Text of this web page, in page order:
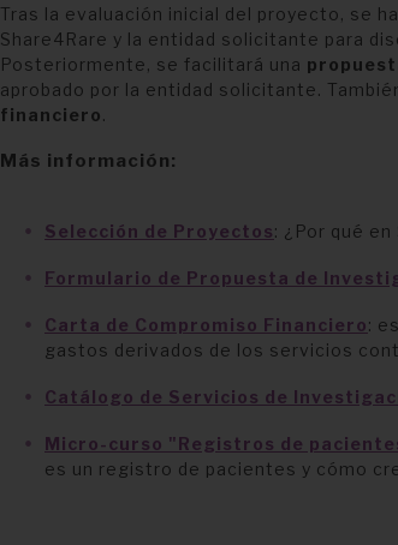
Tras la evaluación inicial del proyecto, se
Share4Rare y la entidad solicitante para
Posteriormente, se facilitará una
aprobado por la entidad solicitante.
financiero.
Más información:
Selección de Proyectos: ¿Por qué
Formulario de Propuesta de
Carta de Compromiso Financiero:
gastos derivados de los servicios
Catálogo de Servicios de
Micro-curso "Registros de
es un registro de pacientes y cómo